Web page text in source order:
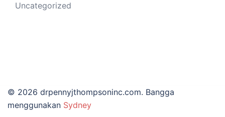
Uncategorized
© 2026 drpennyjthompsoninc.com. Bangga
menggunakan Sydney